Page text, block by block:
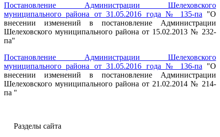
Постановление Администрации Шелеховского
муниципального района от 31.05.2016 года № 135-па "О
внесении изменений в постановление Администрации
Шелеховского муниципального района от 15.02.2013 № 232-
па"
Постановление Администрации Шелеховского
муниципального района от 31.05.2016 года № 136-па "О
внесении изменений в постановление Администрации
Шелеховского муниципального района от 21.02.2014 № 214-
па "
Разделы сайта